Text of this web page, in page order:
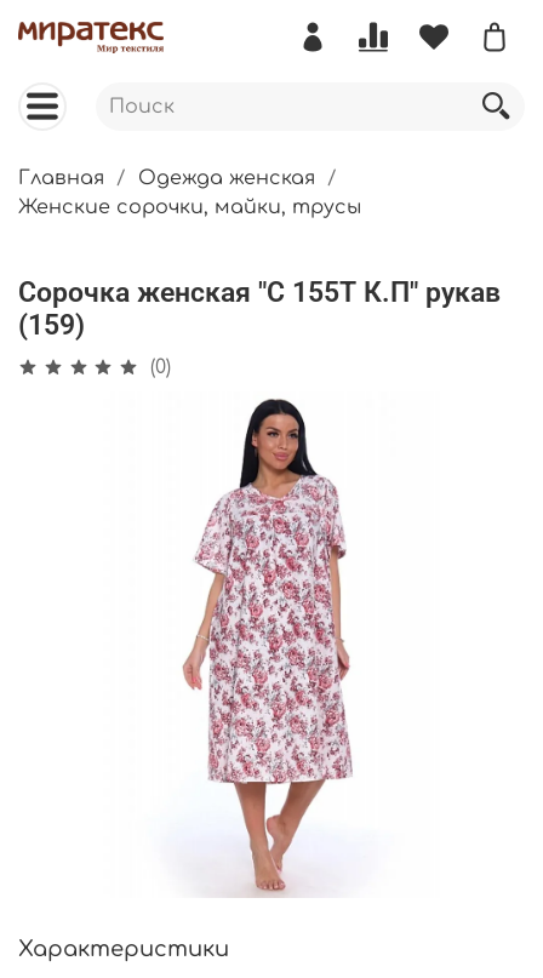
Главная
Одежда женская
Женские сорочки, майки, трусы
Сорочка женская "С 155Т К.П" рукав
(159)
(0)
Характеристики